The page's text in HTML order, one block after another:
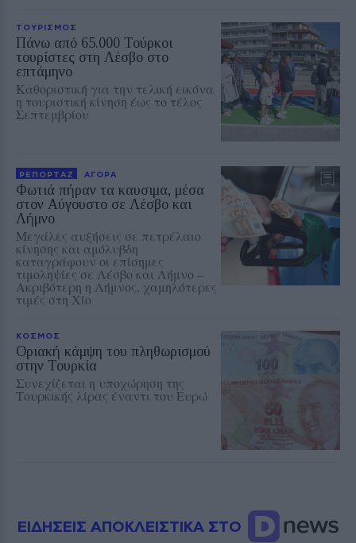
ΤΟΥΡΙΣΜΟΣ
Πάνω από 65.000 Τούρκοι
τουρίστες στη Λέσβο στο
επτάμηνο
Καθοριστική για την τελική εικόνα
η τουριστική κίνηση έως το τέλος
Σεπτεμβρίου
ΡΕΠΟΡΤΑΖ ΑΓΟΡΑ
Φωτιά πήραν τα καυσιμα, μέσα
στον Αύγουστο σε Λέσβο και
Λήμνο
Μεγάλες αυξήσεις σε πετρέλαιο
κίνησης και αμόλυβδη
καταγράφουν οι επίσημες
τιμοληψίες σε Λέσβο και Λήμνο –
Ακριβότερη η Λήμνος, χαμηλότερες
τιμές στη Χίο
ΚΟΣΜΟΣ
Οριακή κάμψη του πληθωρισμού
στην Τουρκία
Συνεχίζεται η υποχώρηση της
Τουρκικής λίρας έναντι του Ευρώ
ΕΙΔΗΣΕΙΣ ΑΠΟΚΛΕΙΣΤΙΚΑ ΣΤΟ